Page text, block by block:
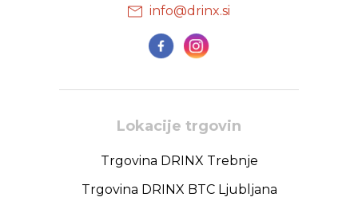
info@drinx.si
Lokacije trgovin
Trgovina DRINX Trebnje
Trgovina DRINX BTC Ljubljana